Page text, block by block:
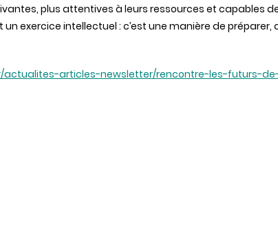
plus attentives à leurs ressources et capables
exercice intellectuel : c’est une manière de préparer,
actualites-articles-newsletter/rencontre-les-futurs-